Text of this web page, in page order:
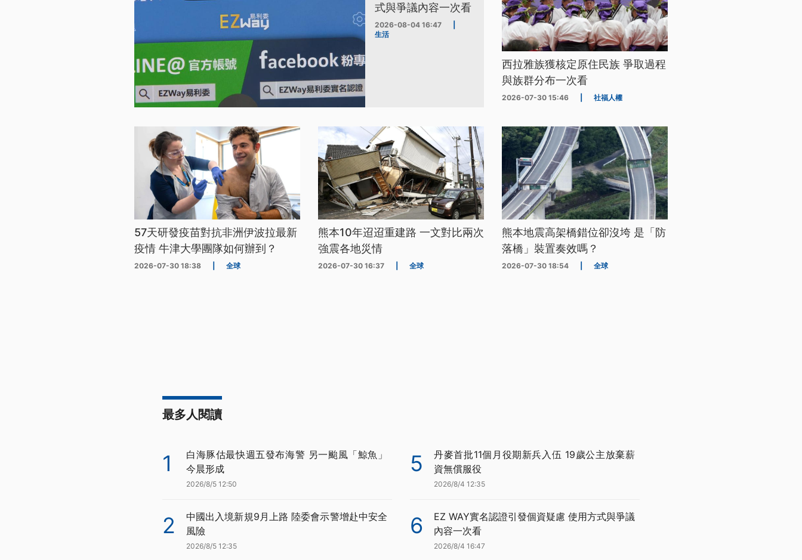
式與爭議內容一次看
2026-08-04 16:47
生活
西拉雅族獲核定原住民族 爭取過程
與族群分布一次看
2026-07-30 15:46 社福人權
57天研發疫苗對抗非洲伊波拉最新
疫情 牛津大學團隊如何辦到？
2026-07-30 18:38 全球
熊本10年迢迢重建路 一文對比兩次
強震各地災情
2026-07-30 16:37 全球
熊本地震高架橋錯位卻沒垮 是「防
落橋」裝置奏效嗎？
2026-07-30 18:54 全球
最多人閱讀
1
白海豚估最快週五發布海警 另一颱風「鯨魚」
今晨形成
2026/8/5 12:50
2
中國出入境新規9月上路 陸委會示警增赴中安全
風險
2026/8/5 12:35
5
丹麥首批11個月役期新兵入伍 19歲公主放棄薪
資無償服役
2026/8/4 12:35
6
EZ WAY實名認證引發個資疑慮 使用方式與爭議
內容一次看
2026/8/4 16:47